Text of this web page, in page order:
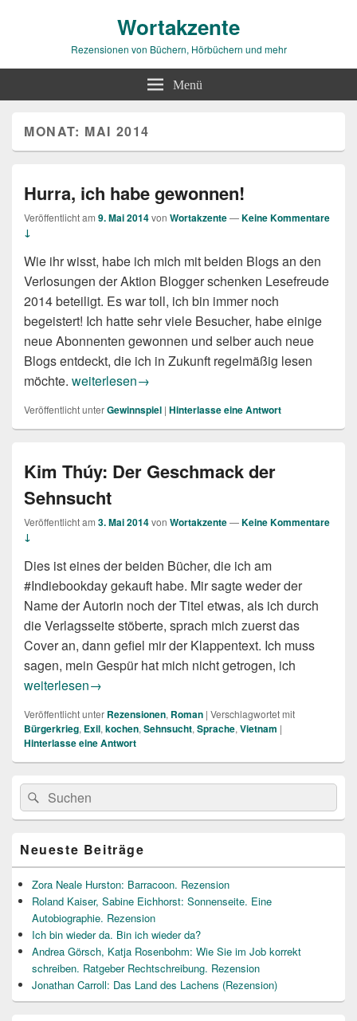
Wortakzente
Rezensionen von Büchern, Hörbüchern und mehr
Menü
MONAT: MAI 2014
Hurra, ich habe gewonnen!
Veröffentlicht am 9. Mai 2014von Wortakzente—Keine Kommentare
↓
Wie ihr wisst, habe ich mich mit beiden Blogs an den
Verlosungen der Aktion Blogger schenken Lesefreude
2014 beteiligt. Es war toll, ich bin immer noch
begeistert! Ich hatte sehr viele Besucher, habe einige
neue Abonnenten gewonnen und selber auch neue
Blogs entdeckt, die ich in Zukunft regelmäßig lesen
möchte. Hurra, ich habe gewonnen!
weiterlesen→
Veröffentlicht unterGewinnspiel | Hinterlasse eine Antwort
Kim Thúy: Der Geschmack der
Sehnsucht
Veröffentlicht am 3. Mai 2014von Wortakzente—Keine Kommentare
↓
Dies ist eines der beiden Bücher, die ich am
#Indiebookday gekauft habe. Mir sagte weder der
Name der Autorin noch der Titel etwas, als ich durch
die Verlagsseite stöberte, sprach mich zuerst das
Cover an, dann gefiel mir der Klappentext. Ich muss
sagen, mein Gespür hat mich nicht getrogen, ich
Kim Thúy: Der Geschmack der Sehnsucht
weiterlesen→
Veröffentlicht unter Rezensionen, Roman | Verschlagwortet mit
Bürgerkrieg, Exil, kochen, Sehnsucht, Sprache, Vietnam |
Hinterlasse eine Antwort
Primärer
Seitenleisten
Widget-
Bereich
Suche
nach:
Suchen
Neueste Beiträge
Zora Neale Hurston: Barracoon. Rezension
Roland Kaiser, Sabine Eichhorst: Sonnenseite. Eine
Autobiographie. Rezension
Ich bin wieder da. Bin ich wieder da?
Andrea Görsch, Katja Rosenbohm: Wie Sie im Job korrekt
schreiben. Ratgeber Rechtschreibung. Rezension
Jonathan Carroll: Das Land des Lachens (Rezension)